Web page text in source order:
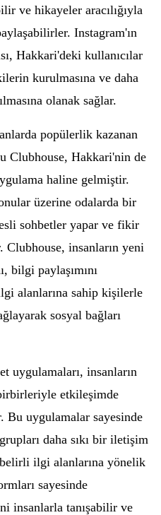
ve hikayeler aracılığıyla
Instagram'ın
Hakkari'deki kullanıcılar
kurulmasına ve daha
olanak sağlar.
popülerlik kazanan
Clubhouse, Hakkari'nin de
haline gelmiştir.
üzerine odalarda bir
sohbetler yapar ve fikir
Clubhouse, insanların yeni
bilgi paylaşımını
alanlarına sahip kişilerle
sosyal bağları
uygulamaları, insanların
etkileşimde
Bu uygulamalar sayesinde
daha sıkı bir iletişim
ilgi alanlarına yönelik
sayesinde
insanlarla tanışabilir ve